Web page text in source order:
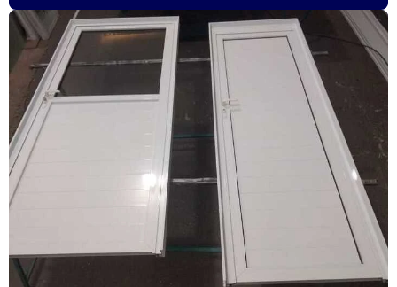
Fábrica de porta camarão
Fábrica de tela mosquiteira
Fabricante de esquadrias
Fabricante esquadrias alumínio
Fabricante de janela acústica
Fabricante de janela de alumínio sobreposta
Fabricante de janela anti ruído